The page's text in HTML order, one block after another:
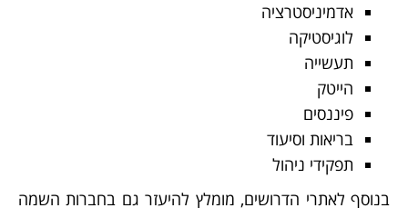
אדמיניסטרציה
לוגיסטיקה
תעשייה
הייטק
פיננסים
בריאות וסיעוד
תפקידי ניהול
בנוסף לאתרי הדרושים, מומלץ להיעזר גם בחברות השמה